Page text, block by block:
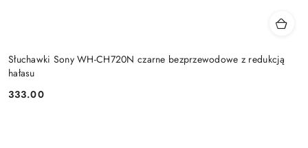
Słuchawki Sony WH-CH720N czarne bezprzewodowe z redukcją
hałasu
Cena:
333.00